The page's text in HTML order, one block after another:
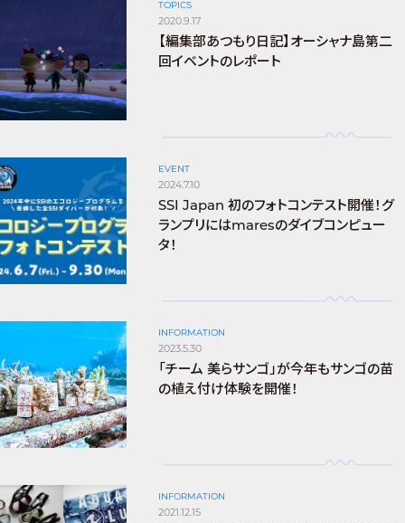
TOPICS
2020.9.17
【編集部あつもり日記】オーシャナ島第二
回イベントのレポート
EVENT
2024.7.10
SSI Japan 初のフォトコンテスト開催！グ
ランプリにはmaresのダイブコンピュー
タ！
INFORMATION
2023.5.30
「チーム 美らサンゴ」が今年もサンゴの苗
の植え付け体験を開催！
INFORMATION
2021.12.15